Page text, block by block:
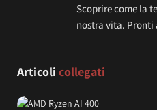
Scoprire come la
nostra vita. Pronti
Articoli collegati